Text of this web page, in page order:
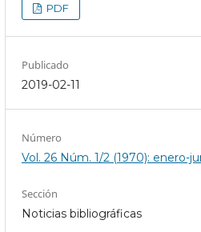
PDF
Publicado
2019-02-11
Número
Vol. 26 Núm. 1/2 (1970): enero-
Sección
Noticias bibliográficas